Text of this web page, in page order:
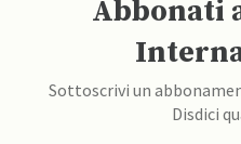
Abbonati
Sottoscrivi un
Disdici